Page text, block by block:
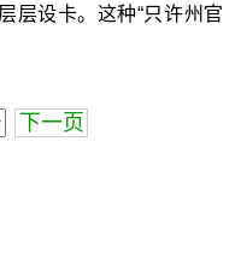
层设卡。这种“只许州官
下一页